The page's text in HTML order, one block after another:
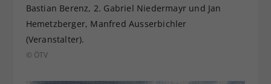
Bastian Berenz, 2. Gabriel Niedermayr und Jan
Hemetzberger, Manfred Ausserbichler
(Veranstalter).
© ÖTV